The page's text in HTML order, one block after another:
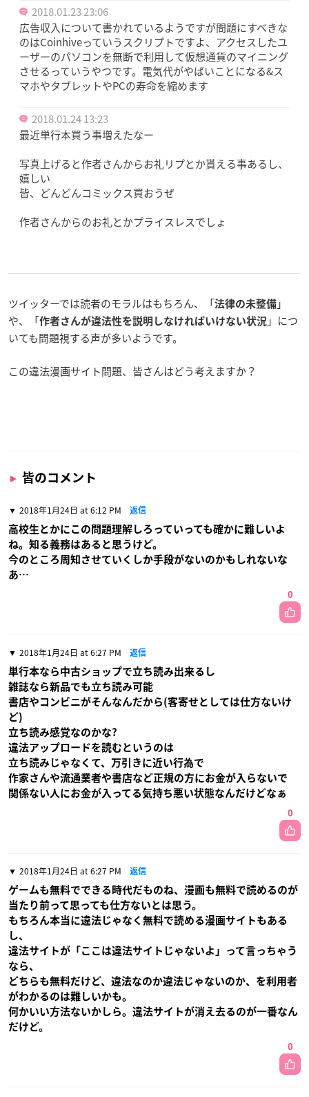
2018.01.23 23:06
広告収入について書かれているようですが問題にすべきな
のはCoinhiveっていうスクリプトですよ、アクセスしたユ
ーザーのパソコンを無断で利用して仮想通貨のマイニング
させるっていうやつです。電気代がやばいことになる&ス
マホやタブレットやPCの寿命を縮めます
2018.01.24 13:23
最近単行本買う事増えたなー
写真上げると作者さんからお礼リプとか貰える事あるし、
嬉しい
皆、どんどんコミックス買おうぜ
作者さんからのお礼とかプライスレスでしょ
ツイッターでは読者のモラルはもちろん、「法律の未整備 」
や、「作者さんが違法性を説明しなければいけない状況 」につ
いても問題視する声が多いようです。
この違法漫画サイト問題、皆さんはどう考えますか？
皆のコメント
2018年1月24日 at 6:12 PM 返信
高校生とかにこの問題理解しろっていっても確かに難しいよ
ね。知る義務はあると思うけど。
今のところ周知させていくしか手段がないのかもしれないな
あ…
0
2018年1月24日 at 6:27 PM 返信
単行本なら中古ショップで立ち読み出来るし
雑誌なら新品でも立ち読み可能
書店やコンビニがそんなんだから(客寄せとしては仕方ないけ
ど)
立ち読み感覚なのかな?
違法アップロードを読むというのは
立ち読みじゃなくて、万引きに近い行為で
作家さんや流通業者や書店など正規の方にお金が入らないで
関係ない人にお金が入ってる気持ち悪い状態なんだけどなぁ
0
2018年1月24日 at 6:27 PM 返信
ゲームも無料でできる時代だものね、漫画も無料で読めるのが
当たり前って思っても仕方ないとは思う。
もちろん本当に違法じゃなく無料で読める漫画サイトもある
し、
違法サイトが「ここは違法サイトじゃないよ」って言っちゃう
なら、
どちらも無料だけど、違法なのか違法じゃないのか、を利用者
がわかるのは難しいかも。
何かいい方法ないかしら。違法サイトが消え去るのが一番なん
だけど。
0